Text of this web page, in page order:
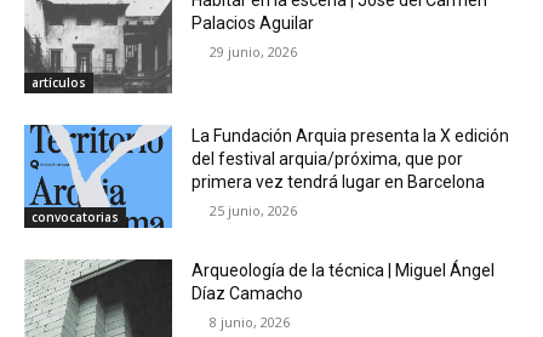
artículos
Palacios Aguilar
29 junio, 2026
convocatorias
La Fundación Arquia presenta la X edición
del festival arquia/próxima, que por
primera vez tendrá lugar en Barcelona
25 junio, 2026
Arqueología de la técnica | Miguel Ángel
Díaz Camacho
8 junio, 2026